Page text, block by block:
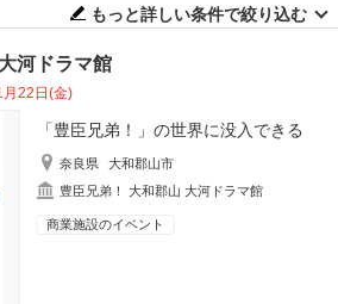
もっと詳しい条件で絞り込む
河ドラマ館
22日(金)
「豊臣兄弟！」の世界に没入できる
奈良県
大和郡山市
豊臣兄弟！ 大和郡山 大河ドラマ館
商業施設のイベント